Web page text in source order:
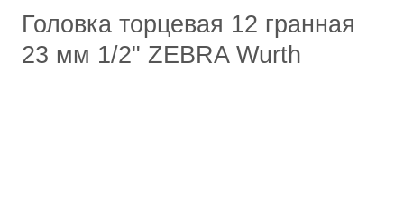
Головка торцевая 12 гранная
23 мм 1/2" ZEBRA Wurth